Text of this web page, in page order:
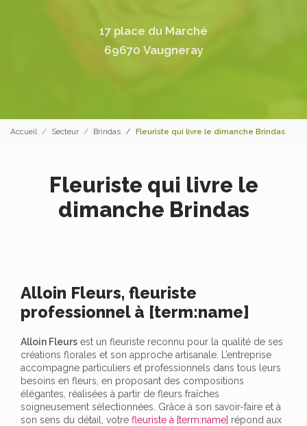
17 place du Marché
69670 Vaugneray
Accueil Secteur Brindas Fleuriste qui livre le dimanche Brindas
Fleuriste qui livre le
dimanche Brindas
Alloin Fleurs, fleuriste
professionnel à [term:name]
Alloin Fleurs est un fleuriste reconnu pour la qualité de ses
créations florales et son approche artisanale. L’entreprise
accompagne particuliers et professionnels dans tous leurs
besoins en fleurs, en proposant des compositions
élégantes, réalisées à partir de fleurs fraîches
soigneusement sélectionnées. Grâce à son savoir-faire et à
son sens du détail, votre fleuriste à [term:name] répond aux